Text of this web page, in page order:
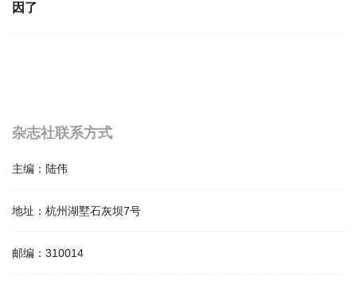
因了
杂志社联系方式
主编： 陆伟
地址： 杭州湖墅石灰坝7号
邮编： 310014